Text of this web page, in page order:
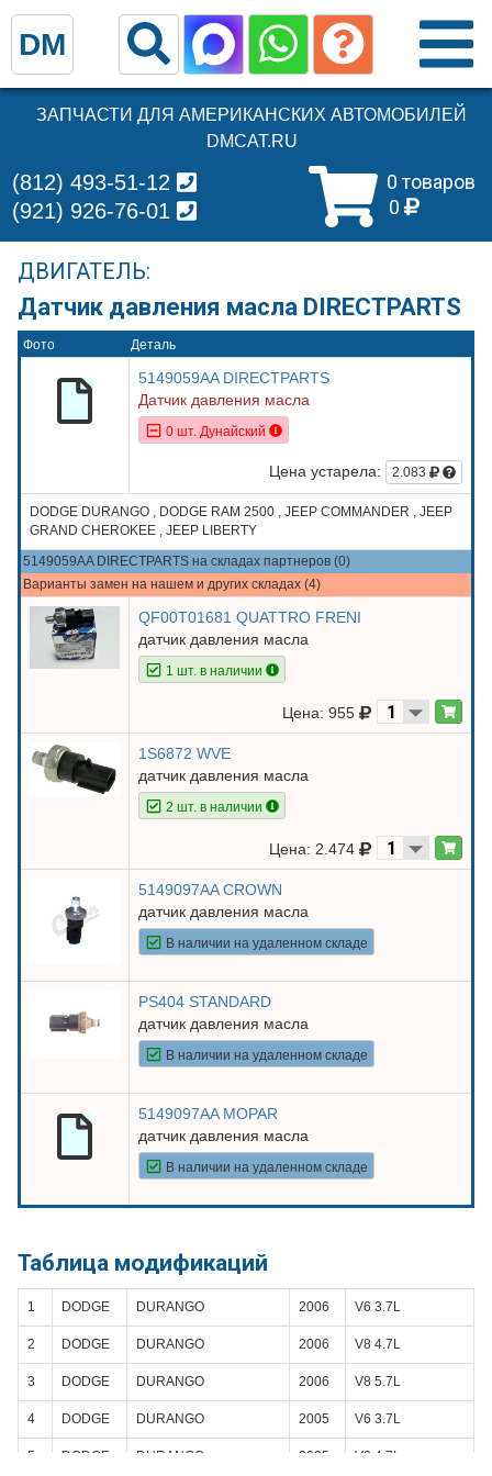
ЗАПЧАСТИ ДЛЯ АМЕРИКАНСКИХ АВТОМОБИЛЕЙ
DMCAT.RU
0 товаров
0
(812) 493-51-12
(921) 926-76-01
ДВИГАТЕЛЬ:
Датчик давления масла DIRECTPARTS
Фото Деталь
5149059AA DIRECTPARTS
Датчик давления масла
0 шт. Дунайский
Цена устарела: 2.083
DODGE DURANGO , DODGE RAM 2500 , JEEP COMMANDER , JEEP
GRAND CHEROKEE , JEEP LIBERTY
5149059AA DIRECTPARTS на складах партнеров (0)
Варианты замен на нашем и других складах (4)
QF00T01681 QUATTRO FRENI
датчик давления масла
1 шт. в наличии
Цена: 955
1S6872 WVE
датчик давления масла
2 шт. в наличии
Цена: 2.474
5149097AA CROWN
датчик давления масла
В наличии на удаленном складе
PS404 STANDARD
датчик давления масла
В наличии на удаленном складе
5149097AA MOPAR
датчик давления масла
В наличии на удаленном складе
Таблица модификаций
1 DODGE DURANGO 2006 V6 3.7L
2 DODGE DURANGO 2006 V8 4.7L
3 DODGE DURANGO 2006 V8 5.7L
4 DODGE DURANGO 2005 V6 3.7L
5 DODGE DURANGO 2005 V8 4.7L
DM